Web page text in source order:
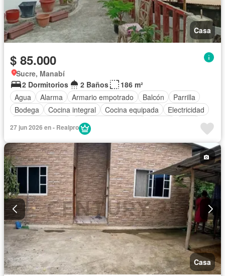
Casa
$ 85.000
Sucre, Manabí
2 Dormitorios
2 Baños
186 m²
Agua
Alarma Armario empotrado Balcón
Parrilla
Bodega
Cocina integral Cocina equipada
Electricidad
Garita de guardianía
Seguridad
Terraza
Vista panorámica
Completamente amoblado
27 jun 2026 en - Realpro
Casa